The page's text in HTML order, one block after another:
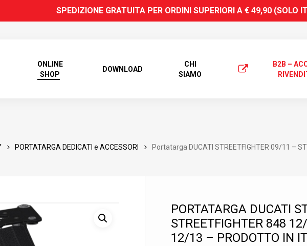
SPEDIZIONE GRATUITA PER ORDINI SUPERIORI A € 49,90 (SOLO
ONLINE
SHOP
DOWNLOAD
CHI
SIAMO
B2B –
PORTATARGA DEDICATI e ACCESSORI
Portatarga DUCATI STREETFIGHTER 09/11 –
PORTATARGA DUCATI
STREETFIGHTER 848
12/13 – PRODOTTO IN